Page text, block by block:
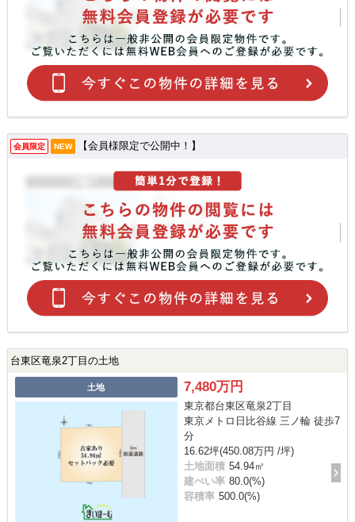
会員限定 NEW 【会員様限定で公開中！】
台東区竜泉2丁目の土地
土地 7,480万円
東京都台東区竜泉2丁目
東京メトロ日比谷線 三ノ輪 徒歩7
分
16.62坪(450.08万円 /坪)
土地面積 54.94㎡
建ぺい率 80.0(%)
容積率 500.0(%)